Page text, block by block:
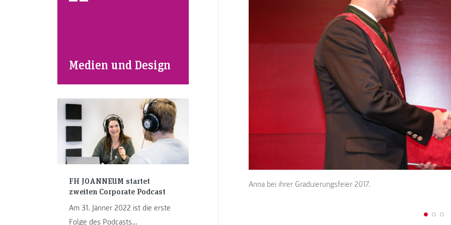
Medien und Design
FH JOANNEUM startet
zweiten Corporate Podcast
Am 31. Jänner 2022 ist die erste
Folge des Podcasts
Anna bei ihrer Graduierungsfeier 2017.